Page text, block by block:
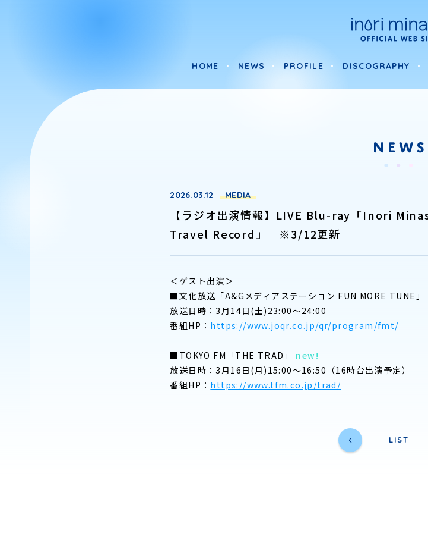
DISCOGRAPHY
HOME NEWS PROFILE DISCOGRAPHY
2026.03.12 MEDIA
【ラジオ出演情報】LIVE Blu-ray「Inori
Travel Record」 ※3/12更新
＜ゲスト出演＞
■文化放送「A&Gメディアステーション FUN MORE TUNE」
放送日時：3月14日(土)23:00〜24:00
番組HP： https://www.joqr.co.jp/qr/program/fmt/
■TOKYO FM「THE TRAD」 new!
放送日時：3月16日(月)15:00〜16:50（16時台出演予定）
番組HP： https://www.tfm.co.jp/trad/
LIST